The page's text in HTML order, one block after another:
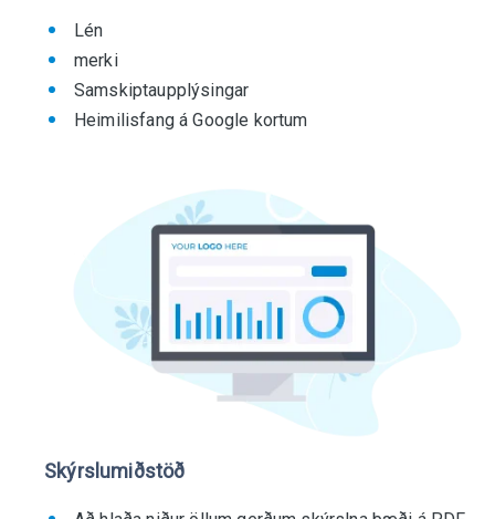
Lén
merki
Samskiptaupplýsingar
Heimilisfang á Google kortum
Skýrslumiðstöð